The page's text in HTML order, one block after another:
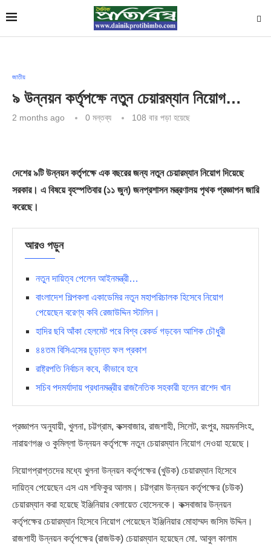
জাতীয়
৯ উন্নয়ন কর্তৃপক্ষে নতুন চেয়ারম্যান নিয়োগ…
2 months ago 0 মন্তব্য 108 বার পড়া হয়েছে
দেশের ৯টি উন্নয়ন কর্তৃপক্ষে এক বছরের জন্য নতুন চেয়ারম্যান নিয়োগ দিয়েছে
সরকার। এ বিষয়ে বৃহস্পতিবার (১১ জুন) জনপ্রশাসন মন্ত্রণালয় পৃথক প্রজ্ঞাপন জারি
করেছে।
আরও পড়ুন
নতুন দায়িত্ব পেলেন আইনমন্ত্রী…
বাংলাদেশ শিল্পকলা একাডেমির নতুন মহাপরিচালক হিসেবে নিয়োগ
পেয়েছেন বরেণ্য কবি রেজাউদ্দিন স্টালিন।
হাদির ছবি আঁকা হেলমেট পরে বিশ্ব রেকর্ড গড়বেন আশিক চৌধুরী
৪৪তম বিসিএসের চূড়ান্ত ফল প্রকাশ
রাষ্ট্রপতি নির্বাচন কবে, কীভাবে হবে
সচিব পদমর্যাদায় প্রধানমন্ত্রীর রাজনৈতিক সহকারী হলেন রাশেদ খান
প্রজ্ঞাপন অনুযায়ী, খুলনা, চট্টগ্রাম, কক্সবাজার, রাজশাহী, সিলেট, রংপুর, ময়মনসিংহ,
নারায়ণগঞ্জ ও কুমিল্লা উন্নয়ন কর্তৃপক্ষে নতুন চেয়ারম্যান নিয়োগ দেওয়া হয়েছে।
নিয়োগপ্রাপ্তদের মধ্যে খুলনা উন্নয়ন কর্তৃপক্ষের (খুউক) চেয়ারম্যান হিসেবে
দায়িত্ব পেয়েছেন এস এম শফিকুর আলম। চট্টগ্রাম উন্নয়ন কর্তৃপক্ষের (চউক)
চেয়ারম্যান করা হয়েছে ইঞ্জিনিয়ার বেলায়েত হোসেনকে। কক্সবাজার উন্নয়ন
কর্তৃপক্ষের চেয়ারম্যান হিসেবে নিয়োগ পেয়েছেন ইঞ্জিনিয়ার মোহাম্মদ জসিম উদ্দিন।
রাজশাহী উন্নয়ন কর্তৃপক্ষের (রাজউক) চেয়ারম্যান হয়েছেন মো. আবুল কালাম